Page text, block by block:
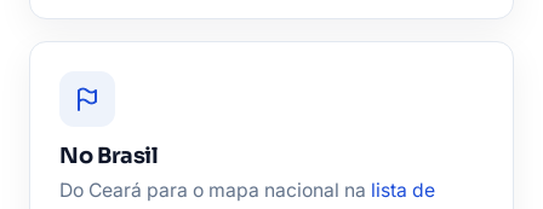
No Brasil
Do Ceará para o mapa nacional na lista de